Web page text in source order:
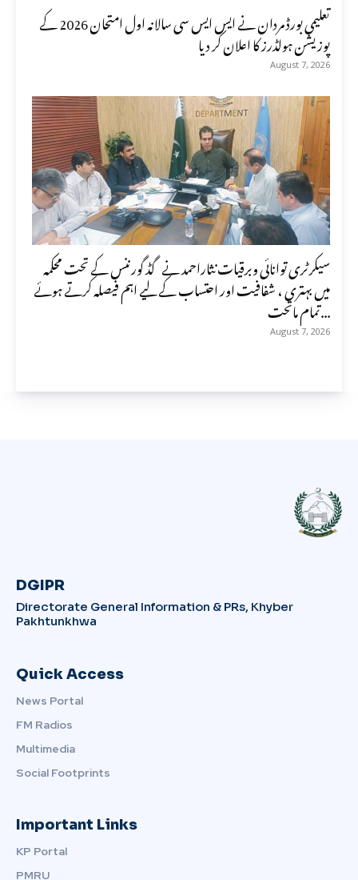
تعلیمی بورڈ مردان نے ایس ایس سی سالانہ اول امتحان 2026 کے
پوزیشن ہولڈرز کا اعلان کر دیا
August 7, 2026
سیکرٹری توانائی وبرقیات نثاراحمد نے گڈ گورننس کے تحت محکمہ
میں بہتری ، شفافیت اور احتساب کے لیے اہم فیصلہ کرتے ہوئے
تمام ماتحت...
August 7, 2026
DGIPR
Directorate General Information & PRs, Khyber
Pakhtunkhwa
Quick Access
News Portal
FM Radios
Multimedia
Social Footprints
Important Links
KP Portal
PMRU